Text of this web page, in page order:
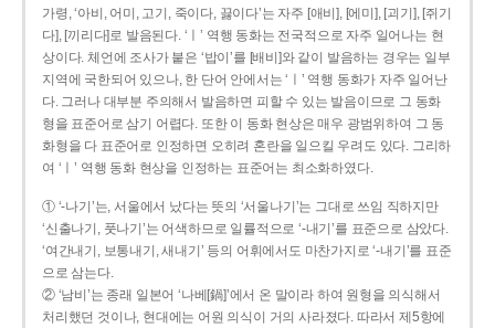
가령, ‘아비, 어미, 고기, 죽이다, 끓이다’는 자주 [애비], [에미], [괴기], [쥐기
다], [끼리다]로 발음된다. ‘ㅣ’ 역행 동화는 전국적으로 자주 일어나는 현
상이다. 체언에 조사가 붙은 ‘밥이’를 [배비]와 같이 발음하는 경우는 일부
지역에 국한되어 있으나, 한 단어 안에서는 ‘ㅣ’ 역행 동화가 자주 일어난
다. 그러나 대부분 주의해서 발음하면 피할 수 있는 발음이므로 그 동화
형을 표준어로 삼기 어렵다. 또한 이 동화 현상은 매우 광범위하여 그 동
화형을 다 표준어로 인정하면 오히려 혼란을 일으킬 우려도 있다. 그리하
여 ‘ㅣ’ 역행 동화 현상을 인정하는 표준어는 최소화하였다.
① ‘-나기’는, 서울에서 났다는 뜻의 ‘서울나기’는 그대로 쓰임 직하지만
‘신출나기, 풋나기’는 어색하므로 일률적으로 ‘-내기’를 표준으로 삼았다.
‘여간내기, 보통내기, 새내기’ 등의 어휘에서도 마찬가지로 ‘-내기’를 표준
으로 삼는다.
② ‘남비’는 종래 일본어 ‘나베[鍋]’에서 온 말이라 하여 원형을 의식해서
처리했던 것이나, 현대에는 어원 의식이 거의 사라졌다. 따라서 제5항에